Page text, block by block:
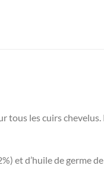
les cuirs
et d’huile de germe